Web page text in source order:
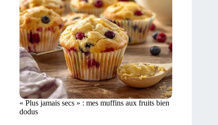
« Plus jamais secs » : mes muffins aux fruits bien
dodus